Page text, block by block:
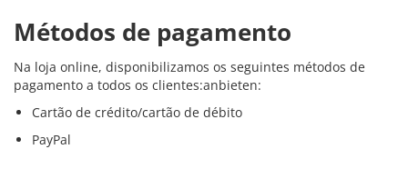
Métodos de pagamento
Na loja online, disponibilizamos os seguintes métodos de
pagamento a todos os clientes:anbieten:
Cartão de crédito/cartão de débito
PayPal